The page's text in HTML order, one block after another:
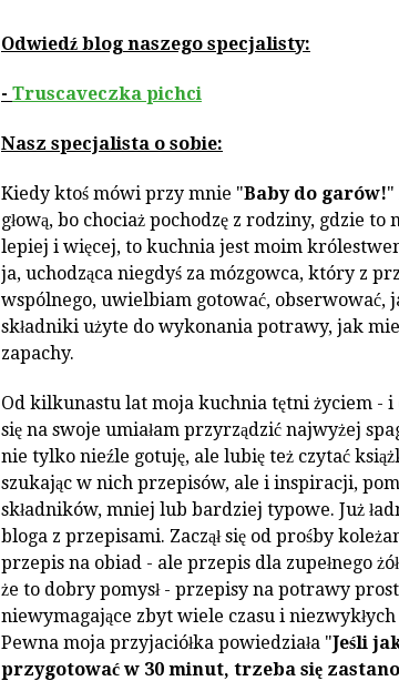
Odwiedź blog naszego specjalisty:
- Truscaveczka pichci
Nasz specjalista o sobie:
Kiedy ktoś mówi przy mnie "Baby do garów!"
głową, bo chociaż pochodzę z rodziny, gdzie to
lepiej i więcej, to kuchnia jest moim
ja, uchodząca niegdyś za mózgowca, który z
wspólnego, uwielbiam gotować, obserwować,
składniki użyte do wykonania potrawy, jak
zapachy.
Od kilkunastu lat moja kuchnia tętni życiem - i
się na swoje umiałam przyrządzić najwyżej
nie tylko nieźle gotuję, ale lubię też czytać
szukając w nich przepisów, ale i inspiracji,
składników, mniej lub bardziej typowe. Już
bloga z przepisami. Zaczął się od prośby
przepis na obiad - ale przepis dla zupełnego
że to dobry pomysł - przepisy na potrawy
niewymagające zbyt wiele czasu i
Pewna moja przyjaciółka powiedziała "Jeśli
przygotować w 30 minut, trzeba się